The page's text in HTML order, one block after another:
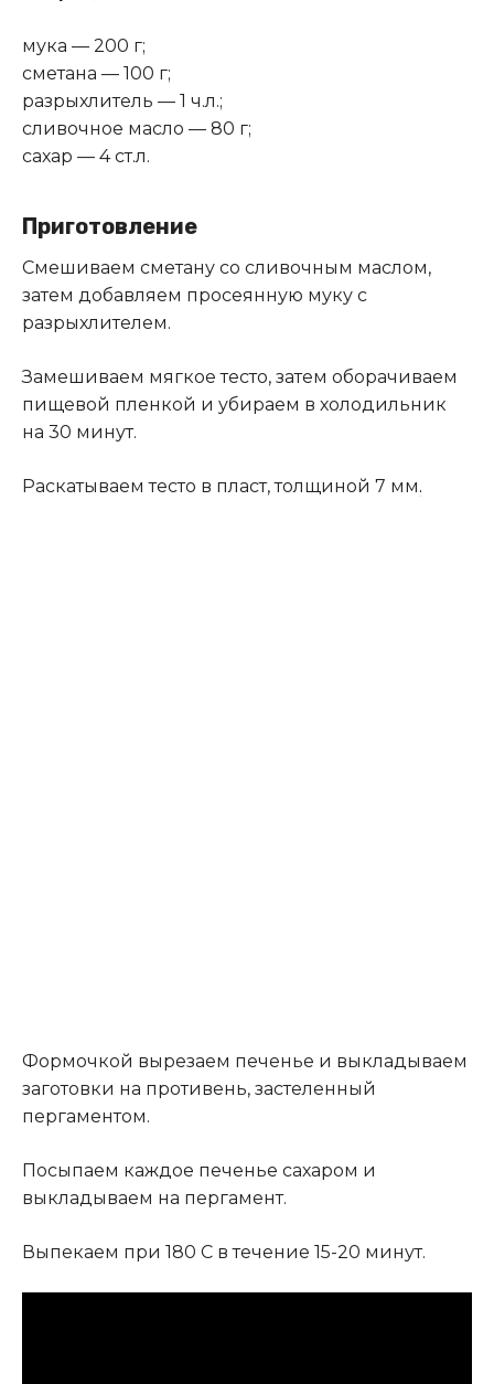
мука — 200 г;
сметана — 100 г;
разрыхлитель — 1 ч.л.;
сливочное масло — 80 г;
сахар — 4 ст.л.
Приготовление
Смешиваем сметану со сливочным маслом,
затем добавляем просеянную муку с
разрыхлителем.
Замешиваем мягкое тесто, затем оборачиваем
пищевой пленкой и убираем в холодильник
на 30 минут.
Раскатываем тесто в пласт, толщиной 7 мм.
Формочкой вырезаем печенье и выкладываем
заготовки на противень, застеленный
пергаментом.
Посыпаем каждое печенье сахаром и
выкладываем на пергамент.
Выпекаем при 180 С в течение 15-20 минут.